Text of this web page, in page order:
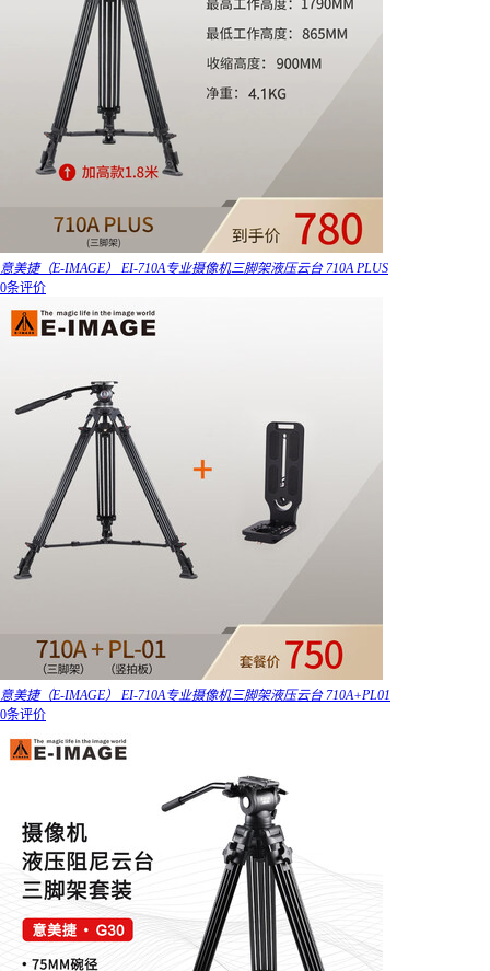
意美捷（E-IMAGE） EI-710A专业摄像机三脚架液压云台 710A PLUS
0条评价
意美捷（E-IMAGE） EI-710A专业摄像机三脚架液压云台 710A+PL01
0条评价